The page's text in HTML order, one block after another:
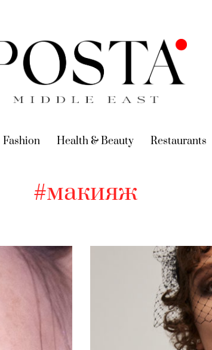
Fashion (current)
Health & Beauty (current)
Restaurants
#макияж